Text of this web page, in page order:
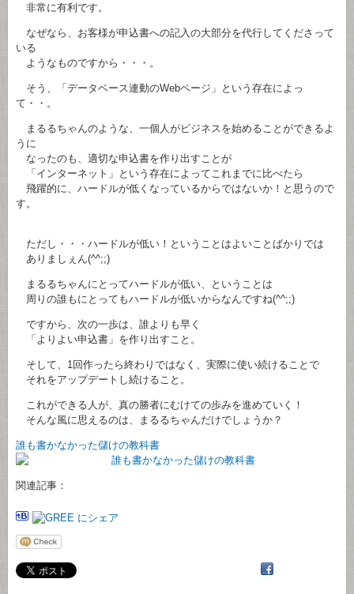
非常に有利です。
なぜなら、お客様が申込書への記入の大部分を代行してくださって
いる
ようなものですから・・・。
そう、「データベース連動のWebページ」という存在によっ
て・・。
まるるちゃんのような、一個人がビジネスを始めることができるよ
うに
なったのも、適切な申込書を作り出すことが
「インターネット」という存在によってこれまでに比べたら
飛躍的に、ハードルが低くなっているからではないか！と思うので
す。
ただし・・・ハードルが低い！ということはよいことばかりでは
ありましぇん(^^;;)
まるるちゃんにとってハードルが低い、ということは
周りの誰もにとってもハードルが低いからなんですね(^^;;)
ですから、次の一歩は、誰よりも早く
「よりよい申込書」を作り出すこと。
そして、1回作ったら終わりではなく、実際に使い続けることで
それをアップデートし続けること。
これができる人が、真の勝者にむけての歩みを進めていく！
そんな風に思えるのは、まるるちゃんだけでしょうか？
誰も書かなかった儲けの教科書
関連記事：